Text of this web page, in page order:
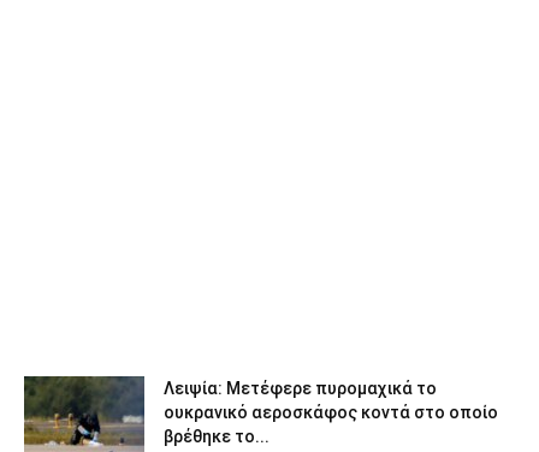
Λειψία: Μετέφερε πυρομαχικά το
ουκρανικό αεροσκάφος κοντά στο οποίο
βρέθηκε το...